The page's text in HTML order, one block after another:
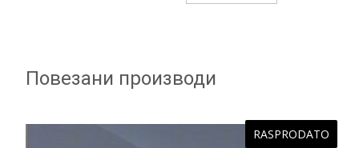
Повезани производи
RASPRODATO